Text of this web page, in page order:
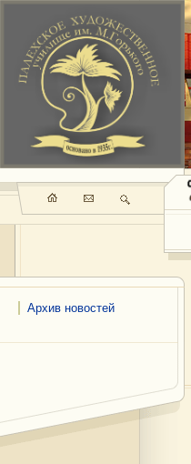
Архив новостей